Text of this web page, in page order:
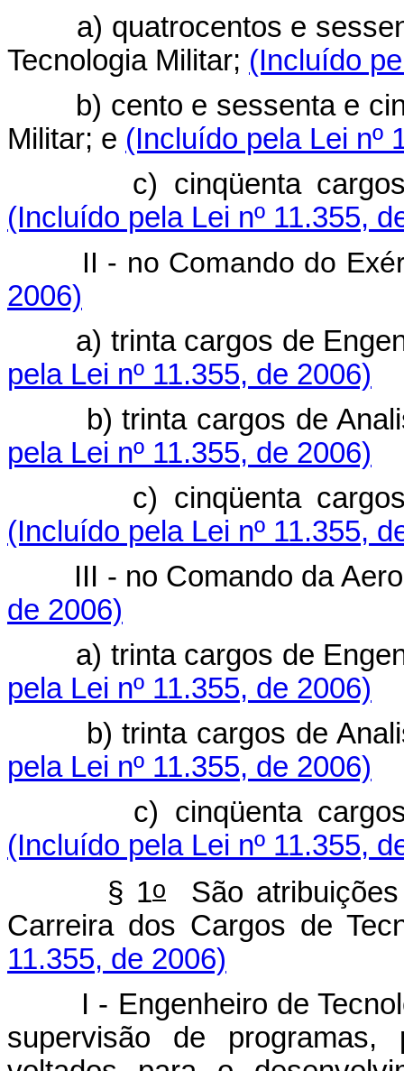
a) quatrocentos e
Tecnologia Militar; (Incluído
b) cento e sessenta e
Militar; e (Incluído pela Lei nº
c) cinqüenta cargos de
(Incluído pela Lei nº 11.355,
II - no Comando do
2006)
a) trinta cargos de
pela Lei nº 11.355, de 2006)
b) trinta cargos de
pela Lei nº 11.355, de 2006)
c) cinqüenta cargos de
(Incluído pela Lei nº 11.355,
III - no Comando da
de 2006)
a) trinta cargos de
pela Lei nº 11.355, de 2006)
b) trinta cargos de
pela Lei nº 11.355, de 2006)
c) cinqüenta cargos de
(Incluído pela Lei nº 11.355,
§ 1o
São
Carreira dos Cargos de
11.355, de 2006)
I - Engenheiro de
supervisão de